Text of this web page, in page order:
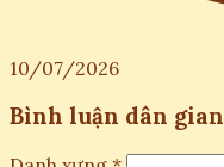
10/07/2026
Bình luận dân gian